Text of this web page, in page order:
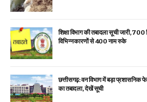
शिक्षा विभाग की तबादला सूची जारी,
विभिन्न कारणों से 400 नाम रुके
छत्तीसगढ़: वन विभाग में बड़ा
का तबादला, देखें सूची